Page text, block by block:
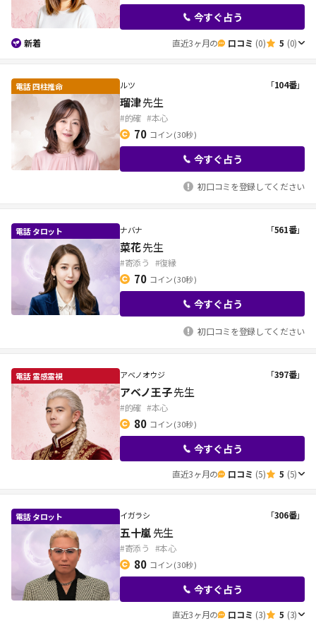
今すぐ占う
新着 直近3ヶ月の 口コミ (0) 5 (0)
「104番」
ルツ
瑠津先生
#的確 #本心
70 コイン( 30秒 )
今すぐ占う
初口コミを登録してください
「561番」
ナバナ
菜花先生
#寄添う #復縁
70 コイン( 30秒 )
今すぐ占う
初口コミを登録してください
「397番」
アベノオウジ
アベノ王子先生
#的確 #本心
80 コイン( 30秒 )
今すぐ占う
直近3ヶ月の 口コミ (5) 5 (5)
「306番」
イガラシ
五十嵐先生
#寄添う #本心
80 コイン( 30秒 )
今すぐ占う
直近3ヶ月の 口コミ (3) 5 (3)